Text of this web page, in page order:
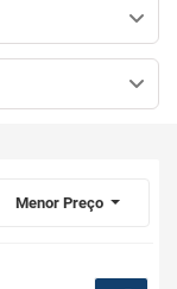
Menor Preço